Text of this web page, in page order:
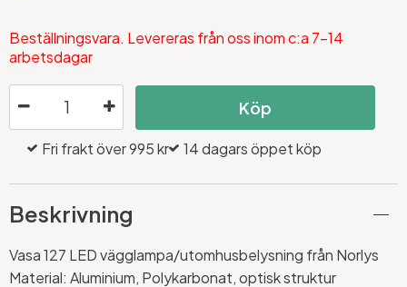
Beställningsvara. Levereras från oss inom c:a 7-14
arbetsdagar
Köp
Fri frakt över 995 kr 14 dagars öppet köp
Beskrivning
Vasa 127 LED vägglampa/utomhusbelysning från Norlys
Material: Aluminium, Polykarbonat, optisk struktur